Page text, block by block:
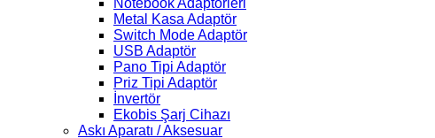
Notebook Adaptörleri
Metal Kasa Adaptör
Switch Mode Adaptör
USB Adaptör
Pano Tipi Adaptör
Priz Tipi Adaptör
İnvertör
Ekobis Şarj Cihazı
Askı Aparatı / Aksesuar